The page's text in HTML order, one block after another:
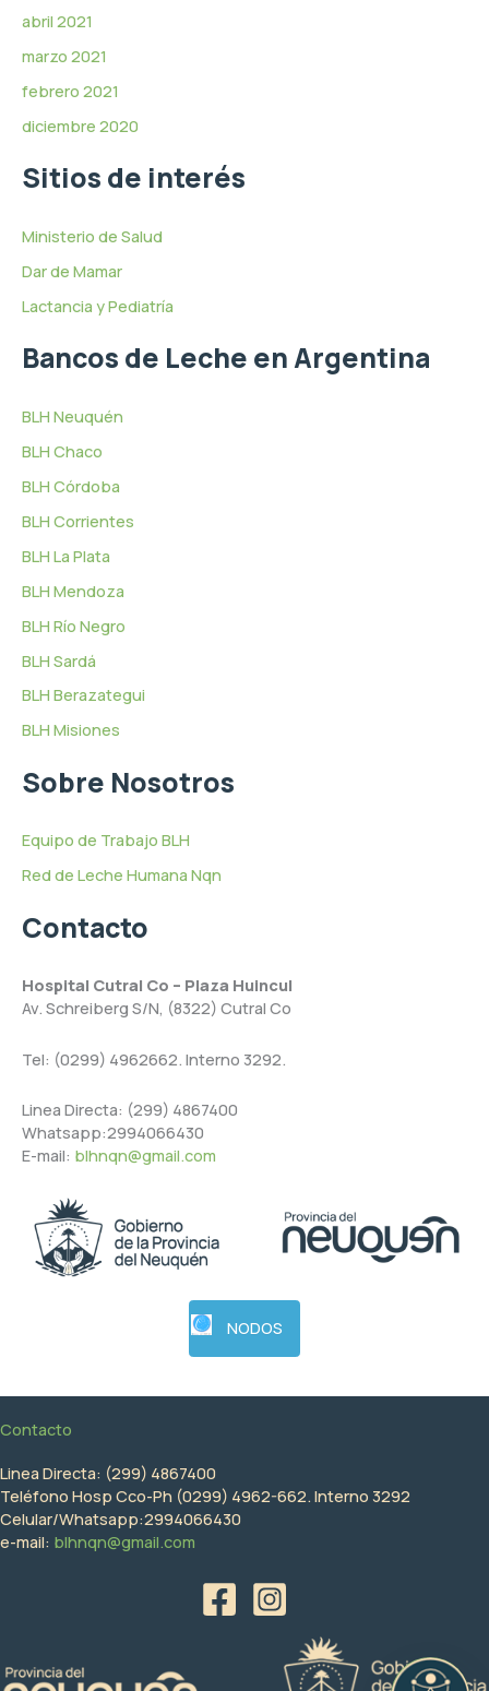
abril 2021
marzo 2021
febrero 2021
diciembre 2020
Sitios de interés
Ministerio de Salud
Dar de Mamar
Lactancia y Pediatría
Bancos de Leche en Argentina
BLH Neuquén
BLH Chaco
BLH Córdoba
BLH Corrientes
BLH La Plata
BLH Mendoza
BLH Río Negro
BLH Sardá
BLH Berazategui
BLH Misiones
Sobre Nosotros
Equipo de Trabajo BLH
Red de Leche Humana Nqn
Contacto
Hospital Cutral Co – Plaza Huincul
Av. Schreiberg S/N, (8322) Cutral Co
Tel: (0299) 4962662. Interno 3292.
Linea Directa: (299) 4867400
Whatsapp:2994066430
E-mail: blhnqn@gmail.com
NODOS
Contacto
Linea Directa: (299) 4867400
Teléfono Hosp Cco-Ph (0299) 4962-662. Interno 3292
Celular/Whatsapp:2994066430
e-mail: blhnqn@gmail.com